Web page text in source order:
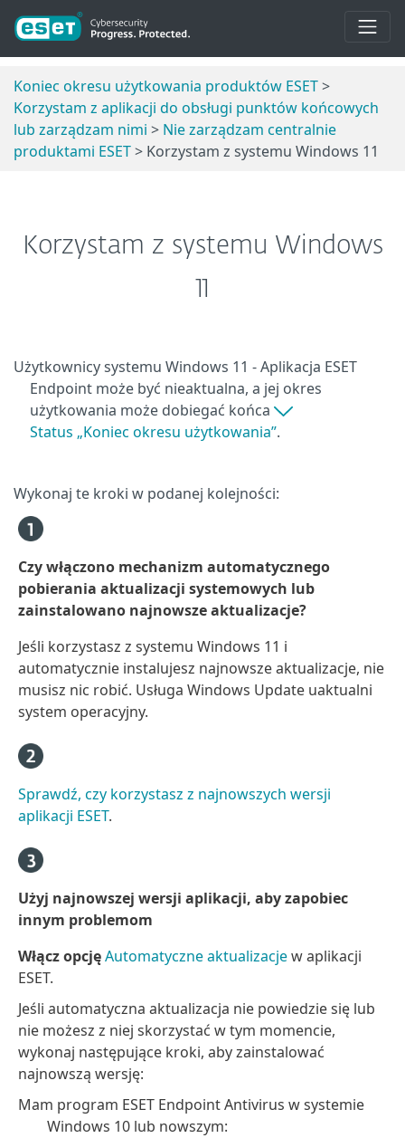
Koniec okresu użytkowania produktów ESET>
Korzystam z aplikacji do obsługi punktów końcowych
lub zarządzam nimi > Nie zarządzam centralnie
produktami ESET> Korzystam z systemu Windows 11
Korzystam z systemu Windows
11
Użytkownicy systemu Windows 11 - Aplikacja ESET
Endpoint może być nieaktualna, a jej okres
użytkowania może dobiegać końca
Status „Koniec okresu użytkowania”.
Wykonaj te kroki w podanej kolejności:
Czy włączono mechanizm automatycznego
pobierania aktualizacji systemowych lub
zainstalowano najnowsze aktualizacje?
Jeśli korzystasz z systemu Windows 11 i
automatycznie instalujesz najnowsze aktualizacje, nie
musisz nic robić. Usługa Windows Update uaktualni
system operacyjny.
Sprawdź, czy korzystasz z najnowszych wersji
aplikacji ESET.
Użyj najnowszej wersji aplikacji, aby zapobiec
innym problemom
Włącz opcjęAutomatyczne aktualizacjew aplikacji
ESET.
Jeśli automatyczna aktualizacja nie powiedzie się lub
nie możesz z niej skorzystać w tym momencie,
wykonaj następujące kroki, aby zainstalować
najnowszą wersję:
Mam program ESET Endpoint Antivirus w systemie
Windows 10 lub nowszym: